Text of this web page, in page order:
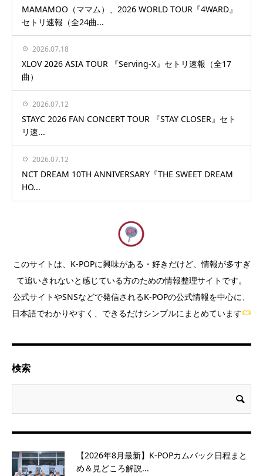
MAMAMOO（ママム）、2026 WORLD TOUR『4WARD』
セトリ速報（全24曲...
2026.07.18
XLOV 2026 ASIA TOUR 『Serving-X』セトリ速報（全17
曲）
2026.07.12
STAYC 2026 FAN CONCERT TOUR 『STAY CLOSER』セト
リ速...
2026.07.12
NCT DREAM 10TH ANNIVERSARY『THE SWEET DREAM
HO...
このサイトは、K-POPに興味がある・好きだけど、情報が多すぎ
て追いきれないと感じている方のための情報整理サイトです。
公式サイトやSNSなどで発信されるK-POPの公式情報を中心に、
日本語でわかりやすく、できるだけシンプルにまとめています
検索
【2026年8月最新】K-POPカムバック日程まと
め＆見どころ解説...